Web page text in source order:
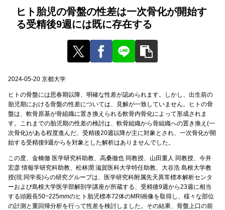
ヒト胎児の骨盤の性差は一次骨化が開始す
る受精後9週には既に存在する
2024-05-20 京都大学
ヒトの骨盤には思春期以降、明確な性差が認められます。しかし、出生前の
胎児期における骨盤の性差については、見解が一致していません。ヒトの骨
盤は、軟骨原基が骨組織に置き換えられる軟骨内骨化によって形成されま
す。これまでの胎児期の性差の検討は、軟骨組織から骨組織への置き換え(一
次骨化)がある程度進んだ、受精後20週以降が主に対象とされ、一次骨化が開
始する受精後9週からを対象とした解析はありませんでした。
この度、金橋徹 医学研究科助教、高桑徹也 同教授、山田重人 同教授、今井
宏彦 情報学研究科助教、松林潤 滋賀医科大学特任助教、大谷浩 島根大学教
授(現:同学長)らの研究グループは、医学研究科附属先天異常標本解析センタ
ーおよび島根大学医学部解剖学講座が所蔵する、受精後9週から23週に相当
する頭殿長50~225mmのヒト胎児標本72体のMRI画像を取得し、様々な部位
の計測と重回帰分析を行って性差を検討しました。その結果、骨盤上口の前